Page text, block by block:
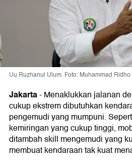
Uu Ruzhanul Ulum. Foto: Muhammad Ridho
Jakarta-Menaklukkan jalanan
cukup ekstrem dibutuhkan
pengemudi yang mumpuni.
kemiringan yang cukup tinggi,
ditambah skill mengemudi yang
membuat kendaraan tak kuat